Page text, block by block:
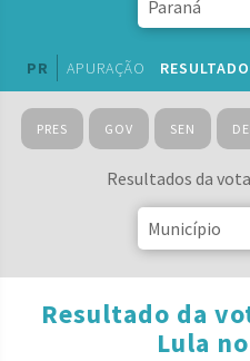
PR APURAÇÃO
PRES GOV SEN
Resultados da
Resultado da
Lula